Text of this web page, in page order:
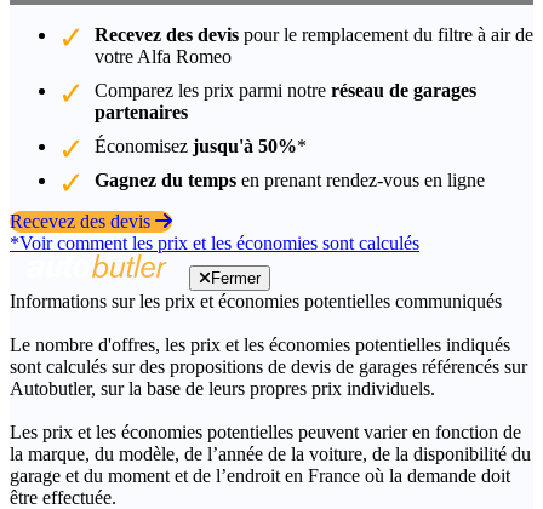
Recevez des devis pour le remplacement du filtre à air de
votre Alfa Romeo
Comparez les prix parmi notre réseau de garages
partenaires
Économisez jusqu'à 50%*
Gagnez du temps en prenant rendez-vous en ligne
Recevez des devis
*Voir comment les prix et les économies sont calculés
Fermer
Informations sur les prix et économies potentielles communiqués
Le nombre d'offres, les prix et les économies potentielles indiqués
sont calculés sur des propositions de devis de garages référencés sur
Autobutler, sur la base de leurs propres prix individuels.
Les prix et les économies potentielles peuvent varier en fonction de
la marque, du modèle, de l’année de la voiture, de la disponibilité du
garage et du moment et de l’endroit en France où la demande doit
être effectuée.